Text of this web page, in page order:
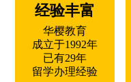
经验丰富
华樱教育
成立于1992年
已有29年
留学办理经验